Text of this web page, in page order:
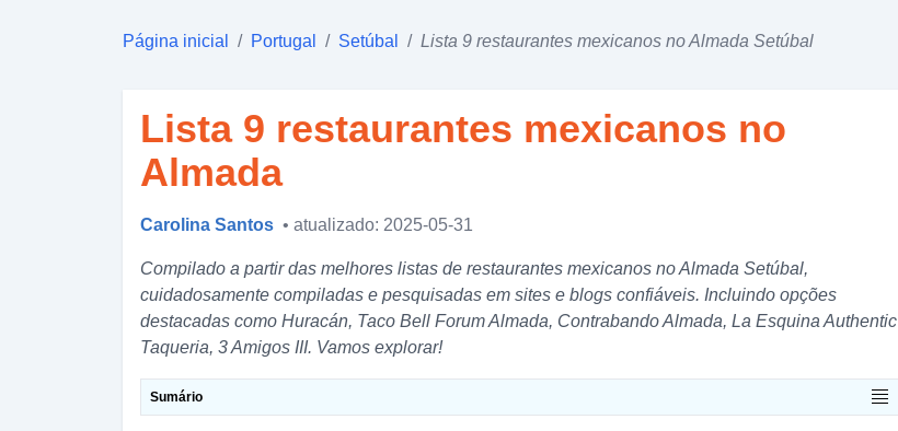
Página inicial / Portugal / Setúbal / Lista 9 restaurantes mexicanos no Almada Setúbal
Lista 9 restaurantes mexicanos no
Almada
Carolina Santos • atualizado: 2025-05-31
Compilado a partir das melhores listas de restaurantes mexicanos no Almada Setúbal,
cuidadosamente compiladas e pesquisadas em sites e blogs confiáveis. Incluindo opções
destacadas como Huracán, Taco Bell Forum Almada, Contrabando Almada, La Esquina Authentic
Taqueria, 3 Amigos III. Vamos explorar!
Sumário